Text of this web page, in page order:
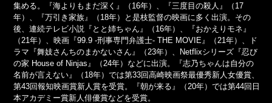
集める。『海よりもまだ深く』（16年）、『三度目の殺人』（17
年）、『万引き家族』（18年）と是枝監督の映画に多く出演。その
後、連続テレビ小説『とと姉ちゃん』（16年）、『おかえりモネ』
（21年）、映画『99.9 -刑事専門弁護士- THE MOVIE』（21年）、ド
ラマ『舞妓さんちのまかないさん』（23年）、Netflixシリーズ『忍び
の家 House of Ninjas』（24年）などに出演。『志乃ちゃんは自分の
名前が言えない』（18年）では第33回高崎映画祭最優秀新人女優賞、
第43回報知映画賞新人賞を受賞。『朝が来る』（20年）では第44回日
本アカデミー賞新人俳優賞などを受賞。